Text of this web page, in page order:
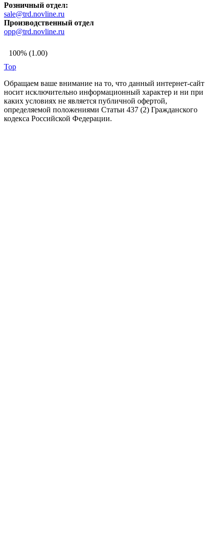
Розничный отдел:
sale@trd.novline.ru
Производственный отдел
opp@trd.novline.ru
100% (1.00)
Top
Обращаем ваше внимание на то, что данный интернет-сайт
носит исключительно информационный характер и ни при
каких условиях не является публичной офертой,
определяемой положениями Статьи 437 (2) Гражданского
кодекса Российской Федерации.